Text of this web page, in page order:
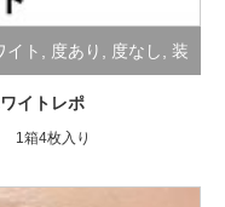
イト , 度あり , 度なし, 装
イトレポ
1箱4枚入り